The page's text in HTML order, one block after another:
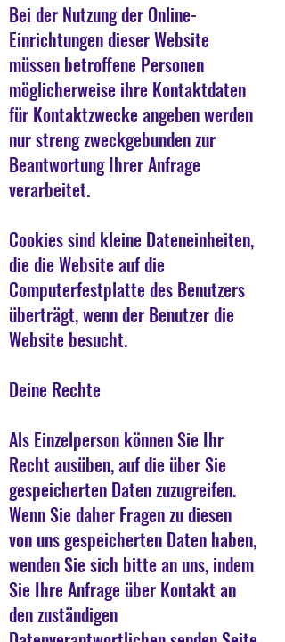
Bei der Nutzung der Online-
Einrichtungen dieser Website
müssen betroffene Personen
möglicherweise ihre Kontaktdaten
für Kontaktzwecke angeben werden
nur streng zweckgebunden zur
Beantwortung Ihrer Anfrage
verarbeitet. ​
Cookies sind kleine Dateneinheiten,
die die Website auf die
Computerfestplatte des Benutzers
überträgt, wenn der Benutzer die
Website besucht.
Deine Rechte
Als Einzelperson können Sie Ihr
Recht ausüben, auf die über Sie
gespeicherten Daten zuzugreifen.
Wenn Sie daher Fragen zu diesen
von uns gespeicherten Daten haben,
wenden Sie sich bitte an uns, indem
Sie Ihre Anfrage über Kontakt an
den zuständigen